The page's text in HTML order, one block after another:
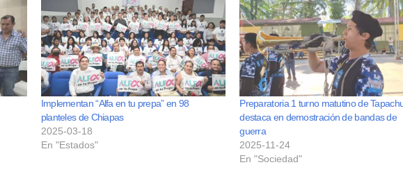
Implementan “Alfa en tu prepa” en 98
planteles de Chiapas
2025-03-18
En "Estados"
Preparatoria 1 turno matutino de
destaca en demostración de bandas de
guerra
2025-11-24
En "Sociedad"